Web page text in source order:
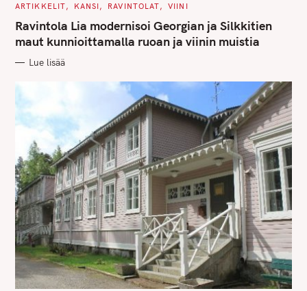
C
T
E
G
O
I
ARTIKKELIT KANSI RAVINTOLAT VIINI
Ravintola Lia modernisoi Georgian ja Silkkitien
maut kunnioittamalla ruoan ja viinin muistia
Lue lisää